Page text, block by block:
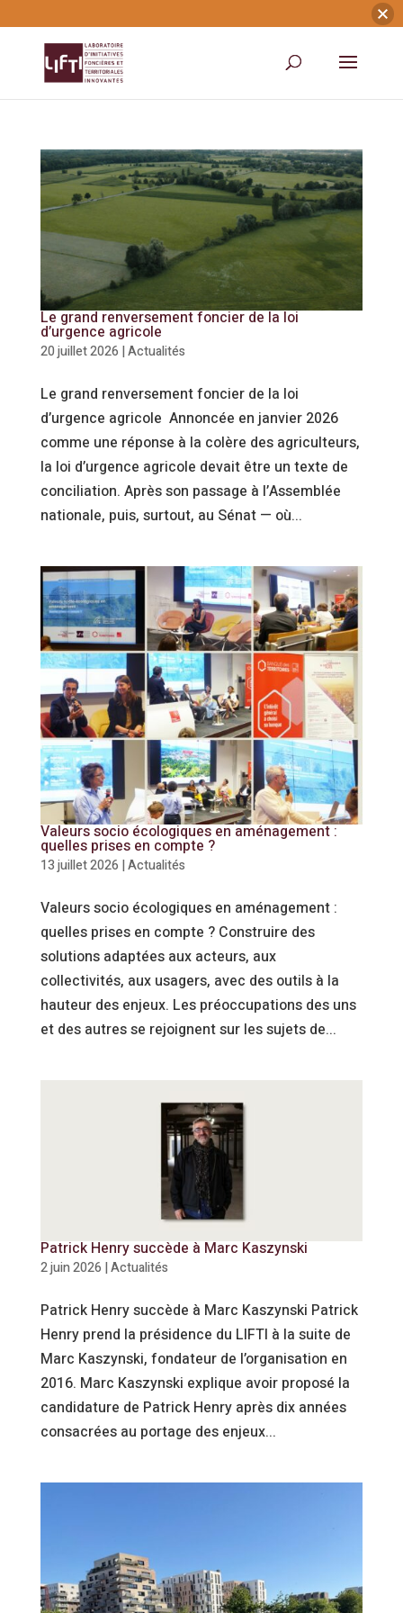
Le grand renversement foncier de la loi
d’urgence agricole
20 juillet 2026 |Actualités
Le grand renversement foncier de la loi
d’urgence agricole Annoncée en janvier 2026
comme une réponse à la colère des agriculteurs,
la loi d’urgence agricole devait être un texte de
conciliation. Après son passage à l’Assemblée
nationale, puis, surtout, au Sénat — où...
Valeurs socio écologiques en aménagement :
quelles prises en compte ?
13 juillet 2026 |Actualités
Valeurs socio écologiques en aménagement :
quelles prises en compte ? Construire des
solutions adaptées aux acteurs, aux
collectivités, aux usagers, avec des outils à la
hauteur des enjeux. Les préoccupations des uns
et des autres se rejoignent sur les sujets de...
Patrick Henry succède à Marc Kaszynski
2 juin 2026 |Actualités
Patrick Henry succède à Marc Kaszynski Patrick
Henry prend la présidence du LIFTI à la suite de
Marc Kaszynski, fondateur de l’organisation en
2016. Marc Kaszynski explique avoir proposé la
candidature de Patrick Henry après dix années
consacrées au portage des enjeux...